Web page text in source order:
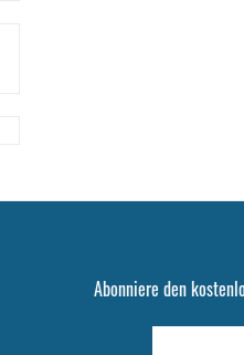
Abonniere den